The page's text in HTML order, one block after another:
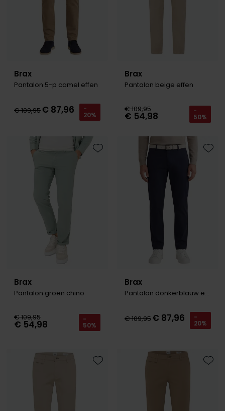
Brax
Pantalon 5-p camel effen
€ 109,95€ 87,96 -
20%
Brax
Pantalon beige effen
€ 109,95
€ 54,98 -
50%
Brax
Pantalon groen chino
€ 109,95
€ 54,98 -
50%
Toevoegen aan favorieten
Brax
Pantalon donkerblauw effen
€ 109,95€ 87,96 -
20%